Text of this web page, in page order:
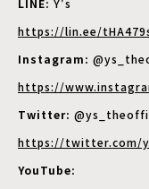
LINE: Y's
https://lin.ee/
Instagram:
https://
Twitter:
https://twitter.com/
YouTube: